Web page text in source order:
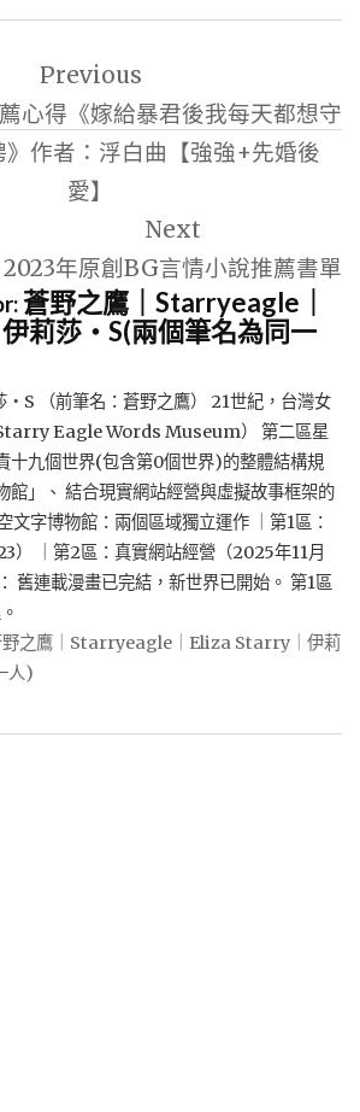
Previous
心得《嫁給暴君後我每天都想守
作者：浮白曲【強強+先婚後
愛】
Next
2023年原創BG言情小說推薦書單
蒼野之鷹｜Starryeagle｜
莉莎・S(兩個筆名為同一
S （前筆名：蒼野之鷹） 21世紀，台灣女
Eagle Words Museum） 第二區星
十九個世界(包含第0個世界)的整體結構規
館」、 結合現實網站經營與虛擬故事框架的
文字博物館：兩個區域獨立運作 ｜第1區：
） ｜第2區：真實網站經營（2025年11月
舊連載漫畫已完結，新世界已開始。 第1區
之鷹｜Starryeagle｜Eliza Starry｜伊莉
人)